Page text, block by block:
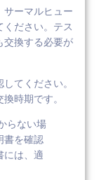
サーマルヒュー
ください。テス
交換する必要が
てください。
時期です。
らない場
書を確認
には、適